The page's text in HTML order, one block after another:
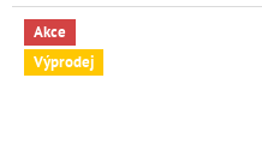
Akce
Výprodej